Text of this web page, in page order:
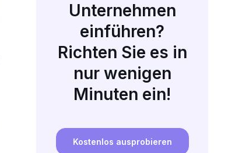
Unternehmen
einführen?
Richten Sie es in
nur wenigen
Minuten ein!
Kostenlos ausprobieren